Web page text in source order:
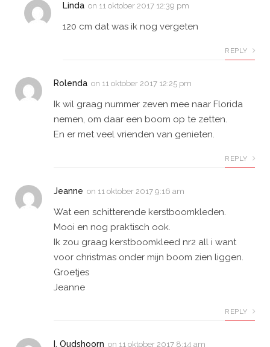
Linda on 11 oktober 2017 12:39 pm
120 cm dat was ik nog vergeten
REPLY
Rolenda on 11 oktober 2017 12:25 pm
Ik wil graag nummer zeven mee naar Florida
nemen, om daar een boom op te zetten.
En er met veel vrienden van genieten.
REPLY
Jeanne on 11 oktober 2017 9:16 am
Wat een schitterende kerstboomkleden.
Mooi en nog praktisch ook.
Ik zou graag kerstboomkleed nr2 all i want
voor christmas onder mijn boom zien liggen.
Groetjes
Jeanne
REPLY
I. Oudshoorn on 11 oktober 2017 8:14 am